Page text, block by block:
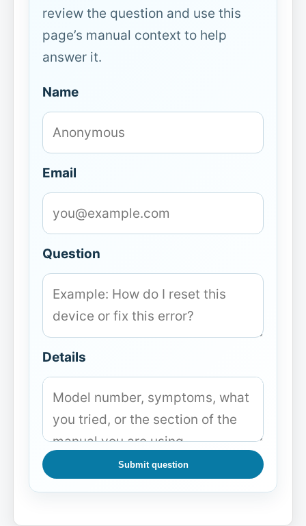
review the question and use this
page’s manual context to help
answer it.
Name
Email
Question
Details
Submit question